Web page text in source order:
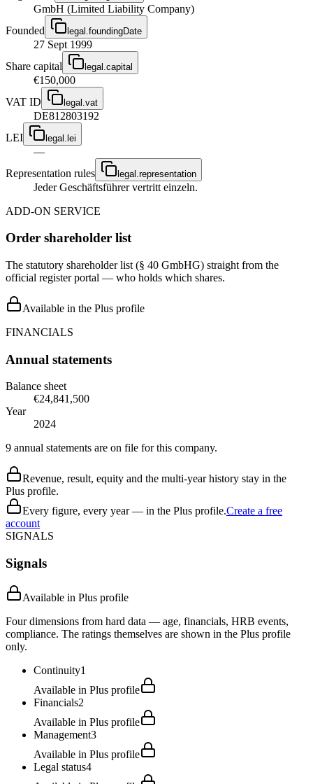
GmbH (Limited Liability Company)
Founded
legal.foundingDate
27 Sept 1999
Share capital
legal.capital
€150,000
VAT ID
legal.vat
DE812803192
LEI
legal.lei
—
Representation rules
legal.representation
Jeder Geschäftsführer vertritt einzeln.
ADD-ON SERVICE
Order shareholder list
The statutory shareholder list (§ 40 GmbHG) straight from the
official register portal — who holds which shares.
Available in the Plus profile
FINANCIALS
Annual statements
Balance sheet
€24,841,500
Year
2024
9 annual statements are on file for this company.
Revenue, result, equity and the multi-year history stay in the
Plus profile.
Every figure, every year — in the Plus profile.Create a free
account
SIGNALS
Signals
Available in Plus profile
Four dimensions from hard data — age, financials, HRB events,
compliance. The ratings themselves are shown in the Plus profile
only.
Continuity1
Available in Plus profile
Financials2
Available in Plus profile
Management3
Available in Plus profile
Legal status4